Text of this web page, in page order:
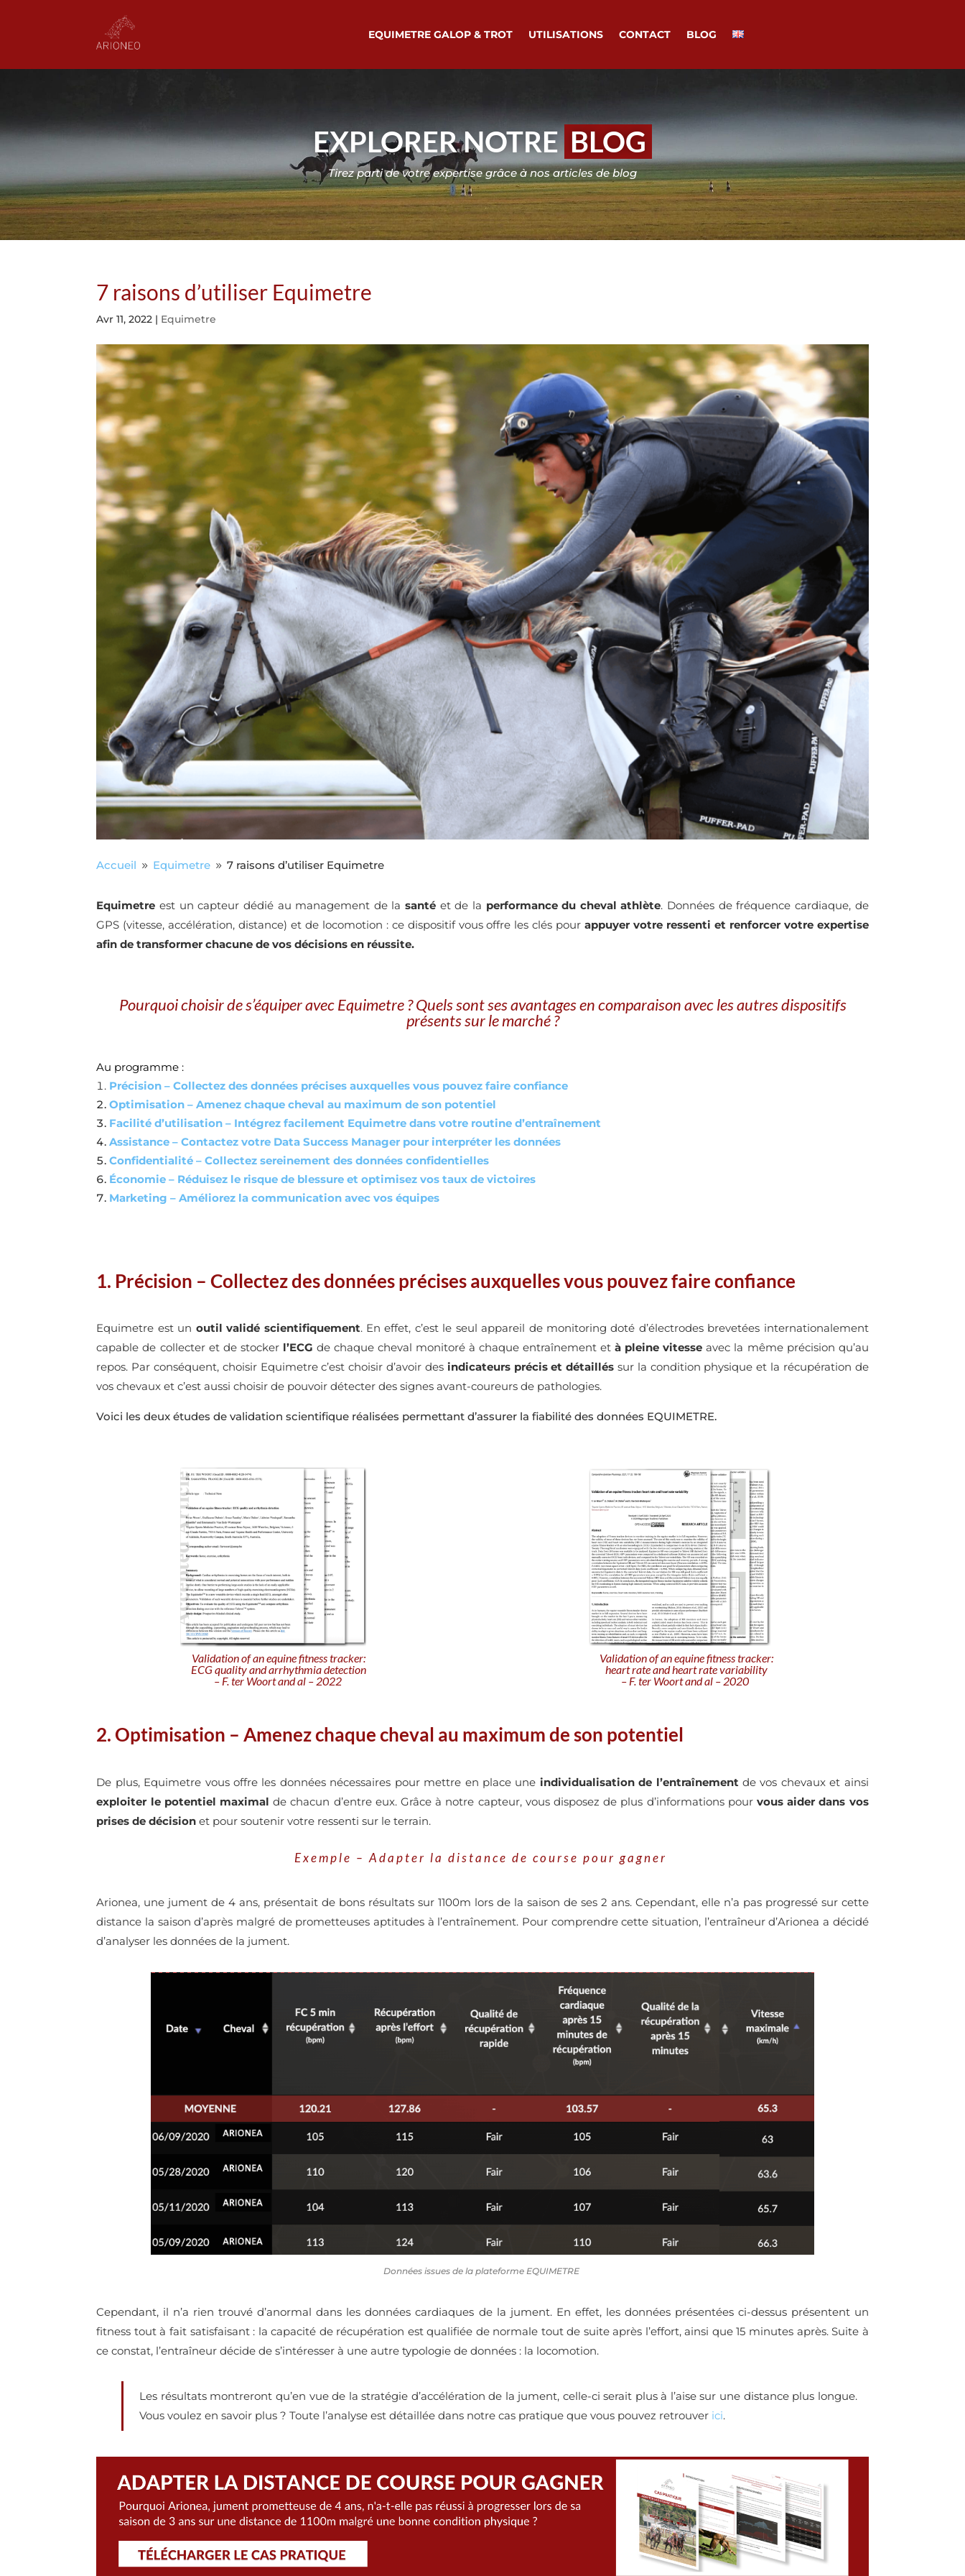
EQUIMETRE GALOP & TROT UTILISATIONS CONTACT BLOG
EXPLORER NOTRE BLOG
Tirez parti de votre expertise grâce à nos articles de blog
7 raisons d’utiliser Equimetre
Avr 11, 2022 | Equimetre
Accueil 9 Equimetre 9 7 raisons d’utiliser Equimetre
Equimetre est un capteur dédié au management de lasanté et de la performance du cheval athlète. Données de fréquence cardiaque, de
GPS (vitesse, accélération, distance) et de locomotion : ce dispositif vous offre les clés pourappuyer votre ressenti et renforcer votre expertise
afin de transformer chacune de vos décisions en réussite.
Pourquoi choisir de s’équiper avec Equimetre ? Quels sont ses avantages en comparaison avec les autres dispositifs
présents sur le marché ?
Au programme :
Précision – Collectez des données précises auxquelles vous pouvez faire confiance
Optimisation – Amenez chaque cheval au maximum de son potentiel
Facilité d’utilisation – Intégrez facilement Equimetre dans votre routine d’entraînement
Assistance – Contactez votre Data Success Manager pour interpréter les données
Confidentialité – Collectez sereinement des données confidentielles
Économie – Réduisez le risque de blessure et optimisez vos taux de victoires
Marketing – Améliorez la communication avec vos équipes
1. Précision – Collectez des données précises auxquelles vous pouvez faire confiance
Equimetre est un outil validé scientifiquement. En effet, c’est le seul appareil de monitoring doté d’électrodes brevetées internationalement
capable de collecter et de stocker l’ECG de chaque cheval monitoré à chaque entraînement età pleine vitesse avec la même précision qu’au
repos. Par conséquent, choisir Equimetre c’est choisir d’avoir des indicateurs précis et détaillés sur la condition physique et la récupération de
vos chevaux et c’est aussi choisir de pouvoir détecter des signes avant-coureurs de pathologies.
Voici les deux études de validation scientifique réalisées permettant d’assurer la fiabilité des données EQUIMETRE.
Validation of an equine fitness tracker:
ECG quality and arrhythmia detection
– F. ter Woort and al – 2022
Validation of an equine fitness tracker:
heart rate and heart rate variability
– F. ter Woort and al – 2020
2. Optimisation – Amenez chaque cheval au maximum de son potentiel
De plus, Equimetre vous offre les données nécessaires pour mettre en place une individualisation de l’entraînement de vos chevaux et ainsi
exploiter le potentiel maximal de chacun d’entre eux. Grâce à notre capteur, vous disposez de plus d’informations pourvous aider dans vos
prises de décision et pour soutenir votre ressenti sur le terrain.
Exemple – Adapter la distance de course pour gagner
Arionea, une jument de 4 ans, présentait de bons résultats sur 1100m lors de la saison de ses 2 ans. Cependant, elle n’a pas progressé sur cette
distance la saison d’après malgré de prometteuses aptitudes à l’entraînement. Pour comprendre cette situation, l’entraîneur d’Arionea a décidé
d’analyser les données de la jument.
Données issues de la plateforme EQUIMETRE
Cependant, il n’a rien trouvé d’anormal dans les données cardiaques de la jument. En effet, les données présentées ci-dessus présentent un
fitness tout à fait satisfaisant : la capacité de récupération est qualifiée de normale tout de suite après l’effort, ainsi que 15 minutes après. Suite à
ce constat, l’entraîneur décide de s’intéresser à une autre typologie de données : la locomotion.
Les résultats montreront qu’en vue de la stratégie d’accélération de la jument, celle-ci serait plus à l’aise sur une distance plus longue.
Vous voulez en savoir plus ? Toute l’analyse est détaillée dans notre cas pratique que vous pouvez retrouver ici.